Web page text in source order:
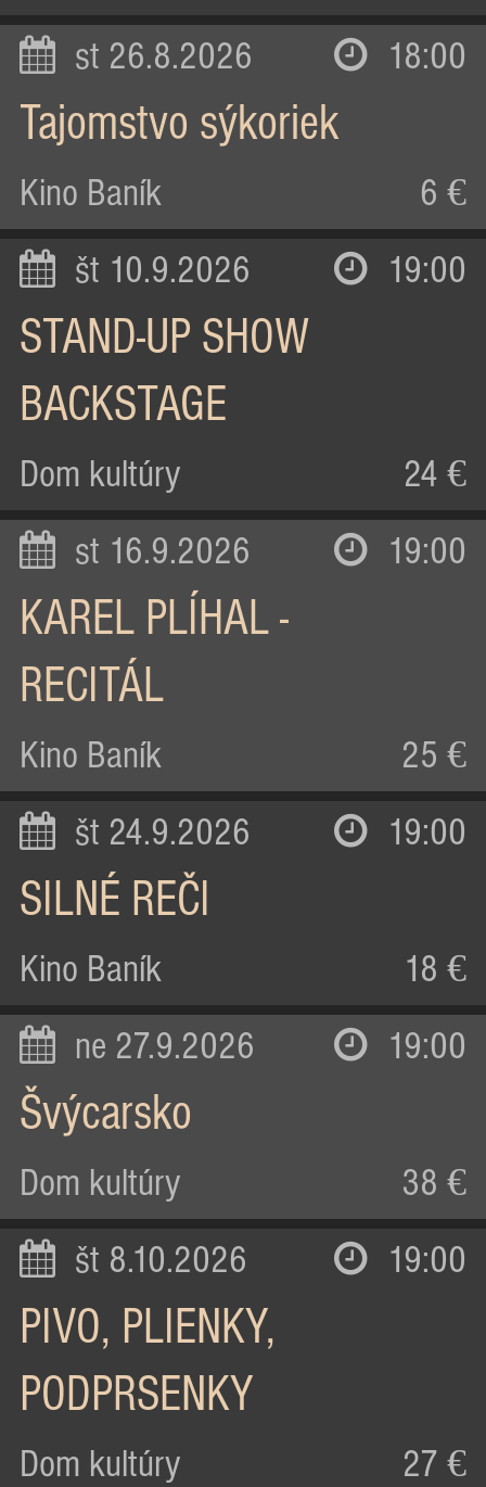
st 26.8.2026 18:00
Tajomstvo sýkoriek
Kino Baník 6 €
št 10.9.2026 19:00
STAND-UP SHOW
BACKSTAGE
Dom kultúry 24 €
st 16.9.2026 19:00
KAREL PLÍHAL -
RECITÁL
Kino Baník 25 €
št 24.9.2026 19:00
SILNÉ REČI
Kino Baník 18 €
ne 27.9.2026 19:00
Švýcarsko
Dom kultúry 38 €
št 8.10.2026 19:00
PIVO, PLIENKY,
PODPRSENKY
Dom kultúry 27 €